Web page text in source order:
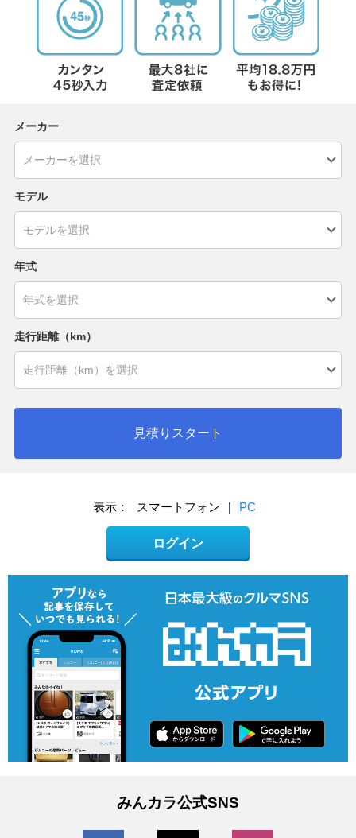
メーカー
モデル
年式
走行距離（km）
見積りスタート
表示： スマートフォン | PC
ログイン
みんカラ公式SNS